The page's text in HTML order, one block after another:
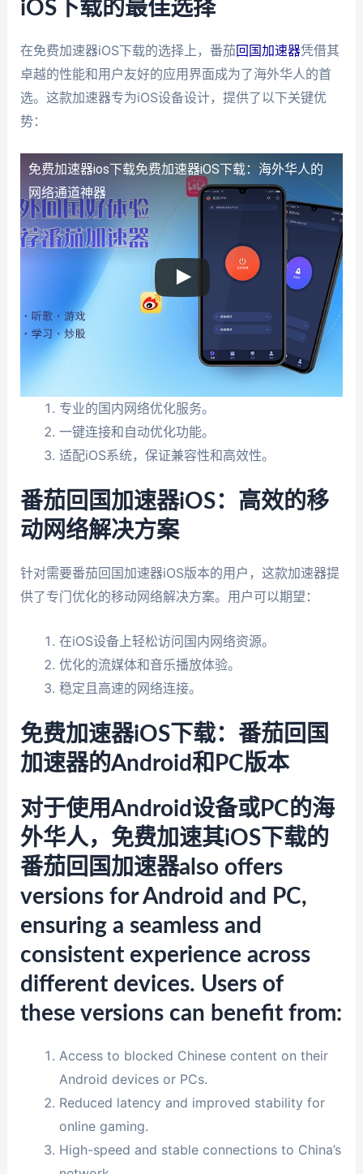
iOS下载的最佳选择
在免费加速器iOS下载的选择上，番茄回国加速器凭借其
卓越的性能和用户友好的应用界面成为了海外华人的首
选。这款加速器专为iOS设备设计，提供了以下关键优
势：
免费加速器ios下载免费加速器iOS下载：海外华人的
网络通道神器
专业的国内网络优化服务。
一键连接和自动优化功能。
适配iOS系统，保证兼容性和高效性。
番茄回国加速器iOS：高效的移
动网络解决方案
针对需要番茄回国加速器iOS版本的用户，这款加速器提
供了专门优化的移动网络解决方案。用户可以期望：
在iOS设备上轻松访问国内网络资源。
优化的流媒体和音乐播放体验。
稳定且高速的网络连接。
免费加速器iOS下载：番茄回国
加速器的Android和PC版本
对于使用Android设备或PC的海
外华人，免费加速其iOS下载的
番茄回国加速器also offers
versions for Android and PC,
ensuring a seamless and
consistent experience across
different devices. Users of
these versions can benefit from:
Access to blocked Chinese content on their
Android devices or PCs.
Reduced latency and improved stability for
online gaming.
High-speed and stable connections to China’s